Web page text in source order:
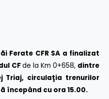
Ferate CFR SA a finalizat
CFde la Km 0+658, dintre
Triaj, circulaţia trenurilor
începând cu ora 15.00.